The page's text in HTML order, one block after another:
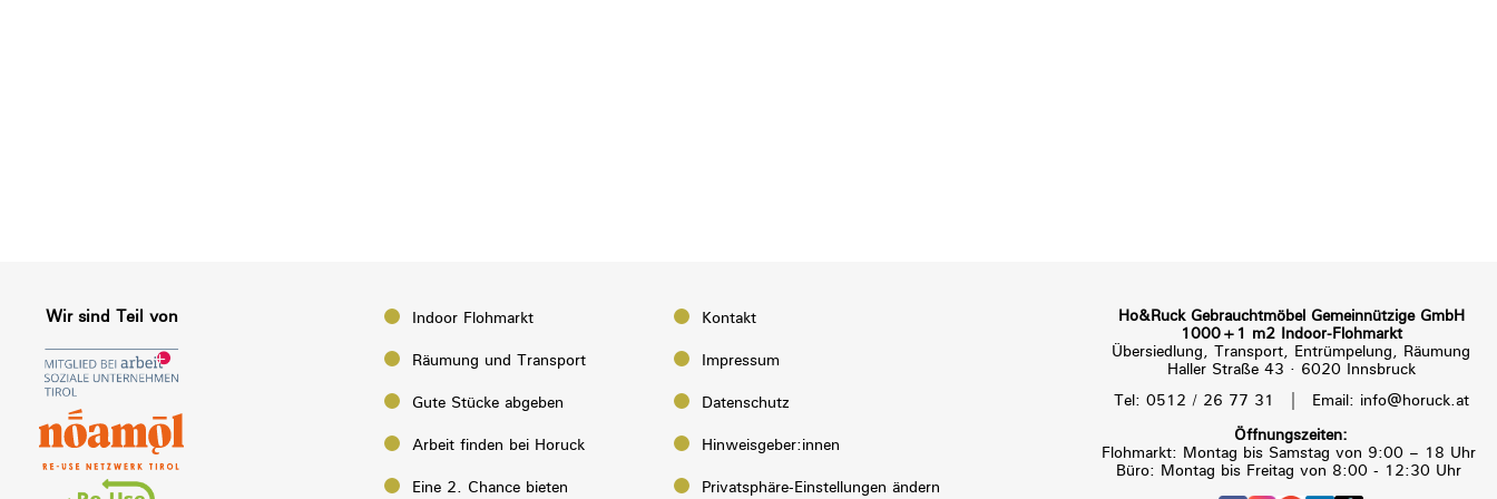
Wir sind Teil von Indoor Flohmarkt
Räumung und Transport
Gute Stücke abgeben
Arbeit finden bei Horuck
Eine 2. Chance bieten
Kontakt
Impressum
Datenschutz
Hinweisgeber:innen
Privatsphäre-Einstellungen ändern
Ho&Ruck Gebrauchtmöbel Gemeinnützige GmbH
1000+1 m2 Indoor-Flohmarkt
Übersiedlung, Transport, Entrümpelung, Räumung
Haller Straße 43 · 6020 Innsbruck
Tel: 0512 / 26 77 31
|
Email: info@horuck.at
Öffnungszeiten:
Flohmarkt: Montag bis Samstag von 9:00 – 18 Uhr
Büro: Montag bis Freitag von 8:00 - 12:30 Uhr